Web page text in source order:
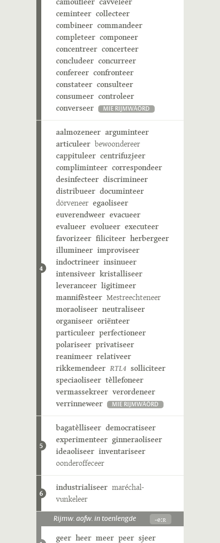
ceminteer collecteer
combineer commandeer
completeer componeer
concentreer concerteer
concludeer concurreer
confereer confronteer
constateer consulteer
consumeer controleer
converseer
MIE RIJMWÄÖRD
4
aalmozeneer arguminteer
articuleer bewoondereer
cappituleer centrifuzjeer
compliminteer correspondeer
desinfecteer discrimineer
distribueer documinteer
dörveneer egaoliseer
euverendweer evacueer
evalueer evolueer executeer
favorizeer filiciteer herbergeer
illumineer improviseer
indoctrineer insinueer
intensiveer kristalliseer
leveranceer ligitimeer
mannifèsteer Mestreechteneer
moraoliseer neutraliseer
organiseer oriënteer
particuleer perfectioneer
polariseer privatiseer
reanimeer relativeer
rikkemendeer RTL4 solliciteer
speciaoliseer tèllefoneer
vermassekreer verordeneer
verrinneweer
MIE RIJMWÄÖRD
5
bagatèlliseer democratiseer
experimenteer ginneraoliseer
ideaoliseer inventariseer
oonderoffeceer
6
industrialiseer maréchal-
vunkeleer
Rijmw. aofw. in toenlengde -eːʀ
geer heer meer peer sjeer